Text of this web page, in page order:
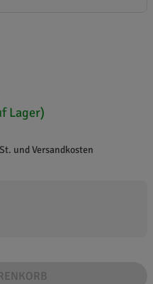
Lager)
und Versandkosten